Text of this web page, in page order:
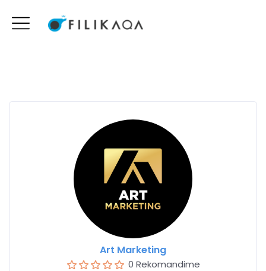
Art Marketing
0 Rekomandime